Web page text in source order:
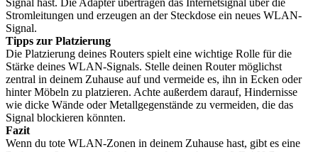
Signal hast. Die Adapter übertragen das Internetsignal über die
Stromleitungen und erzeugen an der Steckdose ein neues WLAN-
Signal.
Tipps zur Platzierung
Die Platzierung deines Routers spielt eine wichtige Rolle für die
Stärke deines WLAN-Signals. Stelle deinen Router möglichst
zentral in deinem Zuhause auf und vermeide es, ihn in Ecken oder
hinter Möbeln zu platzieren. Achte außerdem darauf, Hindernisse
wie dicke Wände oder Metallgegenstände zu vermeiden, die das
Signal blockieren könnten.
Fazit
Wenn du tote WLAN-Zonen in deinem Zuhause hast, gibt es eine